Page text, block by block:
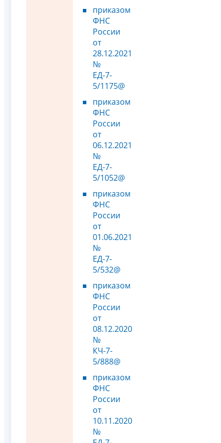
приказом
ФНС
России
от
28.12.2021
№
ЕД-7-
5/1175@
приказом
ФНС
России
от
06.12.2021
№
ЕД-7-
5/1052@
приказом
ФНС
России
от
01.06.2021
№
ЕД-7-
5/532@
приказом
ФНС
России
от
08.12.2020
№
КЧ-7-
5/888@
приказом
ФНС
России
от
10.11.2020
№